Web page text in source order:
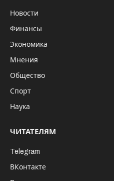
часть, 1,5 млн га ,
и зернобобовыми
тыс. пришлось на
тыс. га – на
Для поддержки
минсельхоз
сообщил замминистра
сформирован запас
“более 92 тыс.тонн”. В